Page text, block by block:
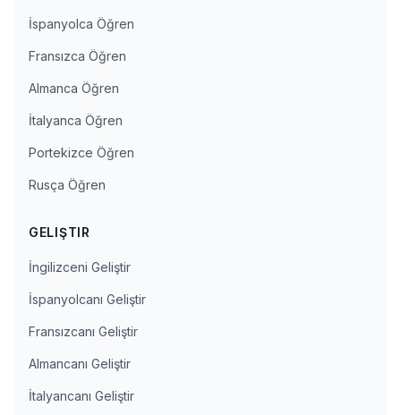
İspanyolca Öğren
Fransızca Öğren
Almanca Öğren
İtalyanca Öğren
Portekizce Öğren
Rusça Öğren
GELIŞTIR
İngilizceni Geliştir
İspanyolcanı Geliştir
Fransızcanı Geliştir
Almancanı Geliştir
İtalyancanı Geliştir